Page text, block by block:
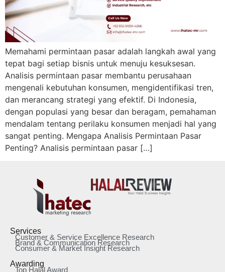
Memahami permintaan pasar adalah langkah awal yang
tepat bagi setiap bisnis untuk menuju kesuksesan.
Analisis permintaan pasar membantu perusahaan
mengenali kebutuhan konsumen, mengidentifikasi tren,
dan merancang strategi yang efektif. Di Indonesia,
dengan populasi yang besar dan beragam, pemahaman
mendalam tentang perilaku konsumen menjadi hal yang
sangat penting. Mengapa Analisis Permintaan Pasar
Penting? Analisis permintaan pasar […]
Services
Customer & Service Excellence Research
Brand & Communication Research
Consumer & Market Insight Research
Awarding
Top Halal Award